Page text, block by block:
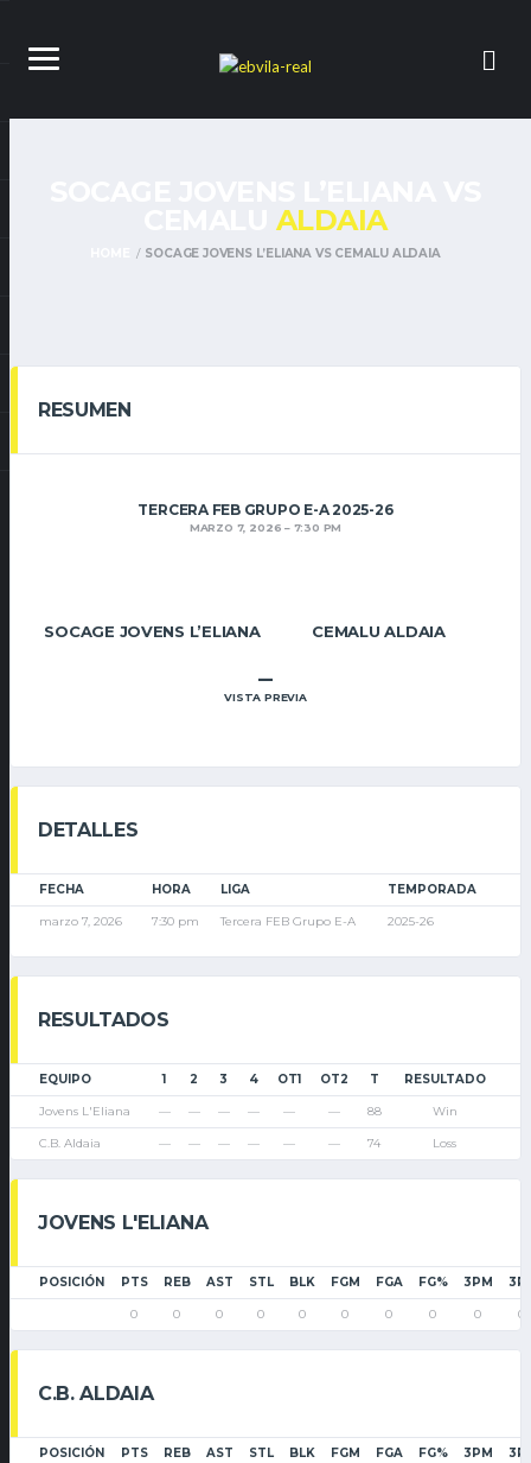
ALDAIA
SOCAGE JOVENS L’ELIANA VS CEMALU ALDAIA
RESUMEN
TERCERA FEB GRUPO E-A 2025-26
MARZO 7, 2026 7:30 PM
SOCAGE JOVENS L’ELIANA CEMALU ALDAIA
–
VISTA PREVIA
DETALLES
FECHA HORA LIGA TEMPORADA
marzo 7, 2026 7:30 pm Tercera FEB Grupo E-A 2025-26
RESULTADOS
EQUIPO 1 2 3 4 OT1 OT2 T RESULTADO
Jovens L'Eliana — — — — — — 88 Win
C.B. Aldaia — — — — — — 74 Loss
JOVENS L'ELIANA
POSICIÓN PTS REB AST STL BLK FGM FGA FG% 3PM
0 0 0 0 0 0 0 0 0 0
C.B. ALDAIA
POSICIÓN PTS REB AST STL BLK FGM FGA FG% 3PM